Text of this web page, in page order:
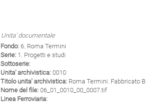
Unita' documentale
Fondo:6. Roma Termini
Serie:1. Progetti e studi
Sottoserie:
Unita' archivistica:0010
Titolo unita' archivistica:Roma Termini. Fabbricato B.
Nome del file:06_01_0010_00_0007.tif
Linea Ferroviaria: